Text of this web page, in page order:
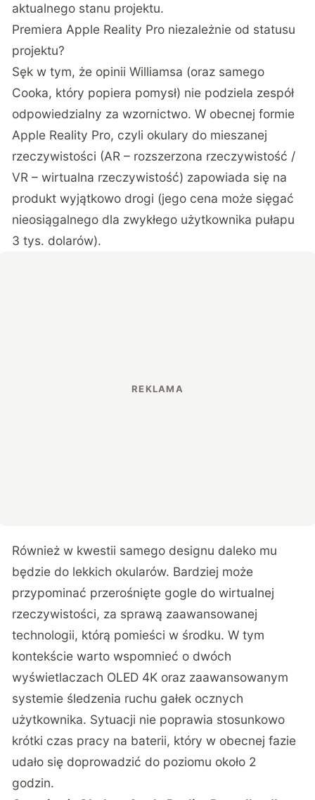
aktualnego stanu projektu.
Premiera Apple Reality Pro niezależnie od statusu
projektu?
Sęk w tym, że opinii Williamsa (oraz samego
Cooka, który popiera pomysł) nie podziela zespół
odpowiedzialny za wzornictwo. W obecnej formie
Apple Reality Pro, czyli okulary do mieszanej
rzeczywistości (AR – rozszerzona rzeczywistość /
VR – wirtualna rzeczywistość) zapowiada się na
produkt wyjątkowo drogi (jego cena może sięgać
nieosiągalnego dla zwykłego użytkownika pułapu
3 tys. dolarów).
Również w kwestii samego designu daleko mu
będzie do lekkich okularów. Bardziej może
przypominać przerośnięte gogle do wirtualnej
rzeczywistości, za sprawą zaawansowanej
technologii, którą pomieści w środku. W tym
kontekście warto wspomnieć o dwóch
wyświetlaczach OLED 4K oraz zaawansowanym
systemie śledzenia ruchu gałek ocznych
użytkownika. Sytuacji nie poprawia stosunkowo
krótki czas pracy na baterii, który w obecnej fazie
udało się doprowadzić do poziomu około 2
godzin.